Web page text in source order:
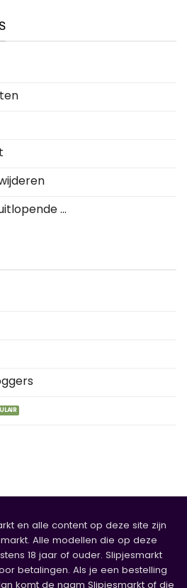
...
en alle content op deze site zijn
Alle modellen die op deze
18 jaar of ouder. Slipjesmarkt
betalingen. Als je een bestelling
komt de naam Slipjesmarkt of die